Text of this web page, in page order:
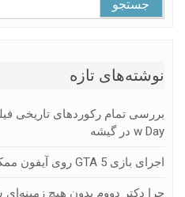
برای:
نوشته‌های تازه
W Day در گیشه
اجرای بازی GTA 5 روی آیفون ممکن شد!